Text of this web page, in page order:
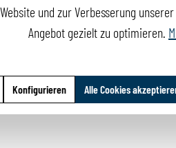
und zur Verbesserung
Angebot gezielt zu optimieren.
Konfigurieren Alle Cookies